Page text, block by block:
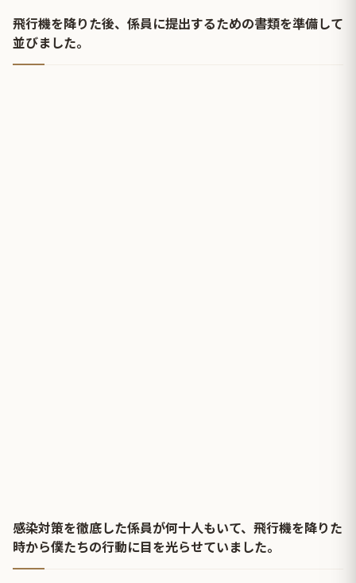
飛行機を降りた後、係員に提出するための書類を準備して
並びました。
感染対策を徹底した係員が何十人もいて、飛行機を降りた
時から僕たちの行動に目を光らせていました。